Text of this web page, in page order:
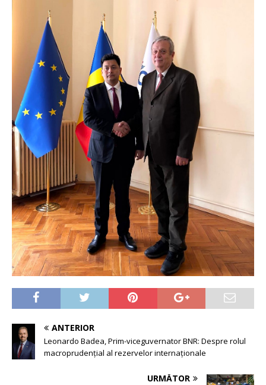
ANTERIOR
Leonardo Badea, Prim-viceguvernator BNR: Despre rolul
macroprudențial al rezervelor internaționale
URMĂTOR